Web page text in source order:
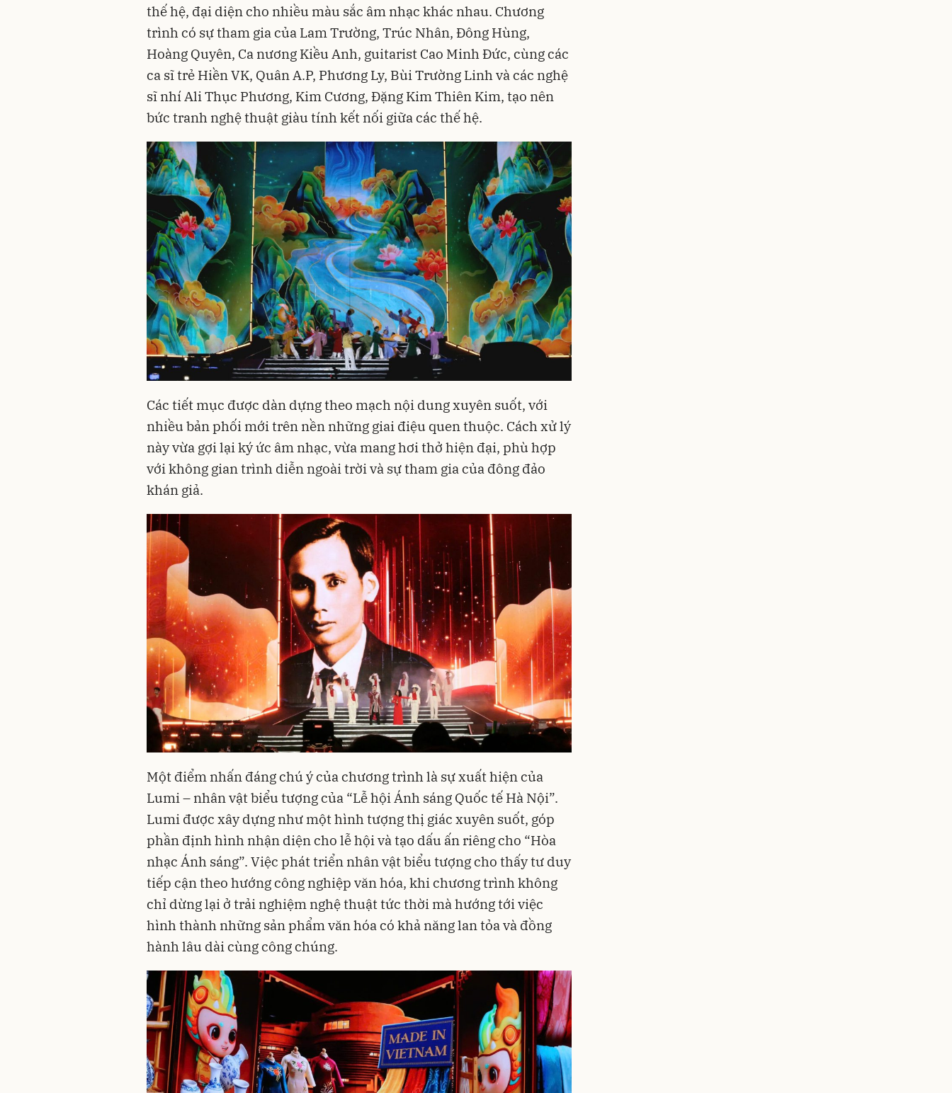
thế hệ, đại diện cho nhiều màu sắc âm nhạc khác nhau. Chương
trình có sự tham gia của Lam Trường, Trúc Nhân, Đông Hùng,
Hoàng Quyên, Ca nương Kiều Anh, guitarist Cao Minh Đức, cùng các
ca sĩ trẻ Hiền VK, Quân A.P, Phương Ly, Bùi Trường Linh và các nghệ
sĩ nhí Ali Thục Phương, Kim Cương, Đặng Kim Thiên Kim, tạo nên
bức tranh nghệ thuật giàu tính kết nối giữa các thế hệ.
Các tiết mục được dàn dựng theo mạch nội dung xuyên suốt, với
nhiều bản phối mới trên nền những giai điệu quen thuộc. Cách xử lý
này vừa gợi lại ký ức âm nhạc, vừa mang hơi thở hiện đại, phù hợp
với không gian trình diễn ngoài trời và sự tham gia của đông đảo
khán giả.
Một điểm nhấn đáng chú ý của chương trình là sự xuất hiện của
Lumi – nhân vật biểu tượng của “Lễ hội Ánh sáng Quốc tế Hà Nội”.
Lumi được xây dựng như một hình tượng thị giác xuyên suốt, góp
phần định hình nhận diện cho lễ hội và tạo dấu ấn riêng cho “Hòa
nhạc Ánh sáng”. Việc phát triển nhân vật biểu tượng cho thấy tư duy
tiếp cận theo hướng công nghiệp văn hóa, khi chương trình không
chỉ dừng lại ở trải nghiệm nghệ thuật tức thời mà hướng tới việc
hình thành những sản phẩm văn hóa có khả năng lan tỏa và đồng
hành lâu dài cùng công chúng.